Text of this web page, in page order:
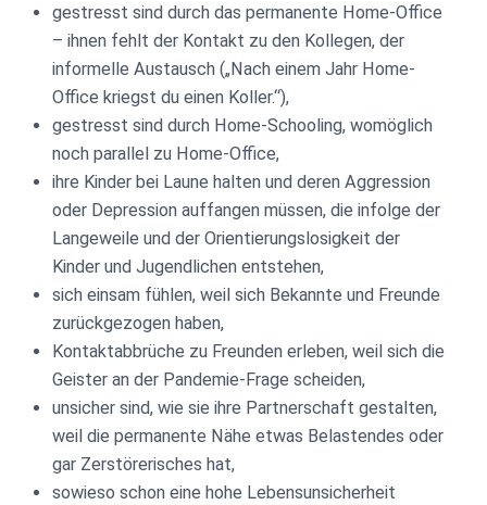
gestresst sind durch das permanente Home-Office
– ihnen fehlt der Kontakt zu den Kollegen, der
informelle Austausch („Nach einem Jahr Home-
Office kriegst du einen Koller.“),
gestresst sind durch Home-Schooling, womöglich
noch parallel zu Home-Office,
ihre Kinder bei Laune halten und deren Aggression
oder Depression auffangen müssen, die infolge der
Langeweile und der Orientierungslosigkeit der
Kinder und Jugendlichen entstehen,
sich einsam fühlen, weil sich Bekannte und Freunde
zurückgezogen haben,
Kontaktabbrüche zu Freunden erleben, weil sich die
Geister an der Pandemie-Frage scheiden,
unsicher sind, wie sie ihre Partnerschaft gestalten,
weil die permanente Nähe etwas Belastendes oder
gar Zerstörerisches hat,
sowieso schon eine hohe Lebensunsicherheit